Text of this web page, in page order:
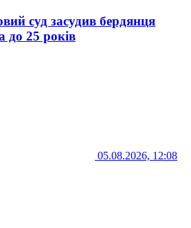
суд засудив бердянця
до 25 років
05.08.2026, 12:08